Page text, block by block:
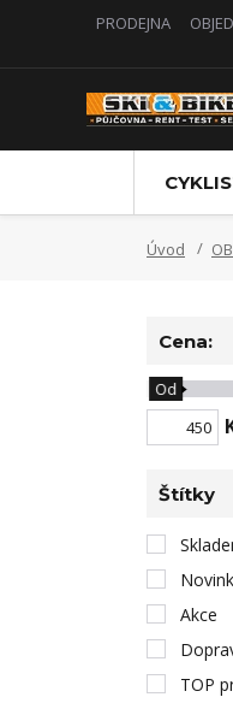
PRODEJNA
Úvod
Cena:
Od
Štítky
Akce
TOP